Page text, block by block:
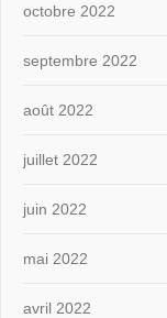
octobre 2022
septembre 2022
août 2022
juillet 2022
juin 2022
mai 2022
avril 2022